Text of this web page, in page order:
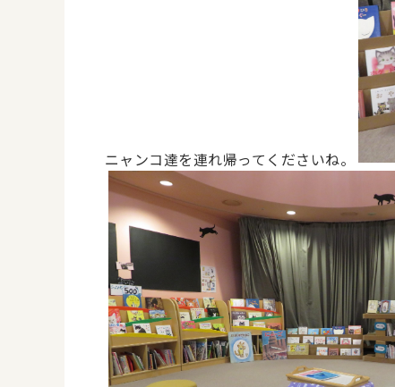
ニャンコ達を連れ帰ってくださいね。